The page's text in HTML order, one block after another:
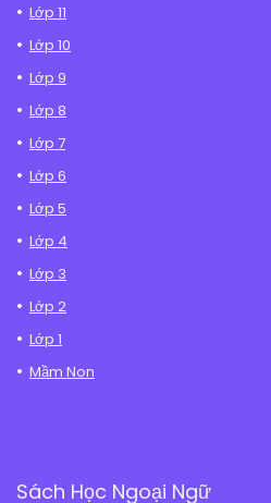
Lớp 11
Lớp 10
Lớp 9
Lớp 8
Lớp 7
Lớp 6
Lớp 5
Lớp 4
Lớp 3
Lớp 2
Lớp 1
Mầm Non
Sách Học Ngoại Ngữ